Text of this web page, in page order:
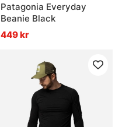
Patagonia Everyday
Beanie Black
449 kr